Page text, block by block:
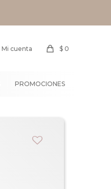
PROMOCIONES
$ 0